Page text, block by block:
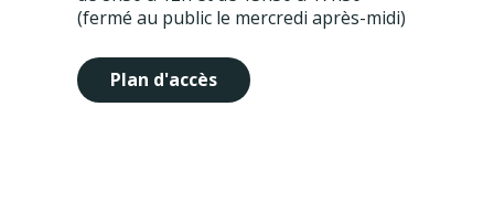
(fermé au public le mercredi après-midi)
Plan d'accès